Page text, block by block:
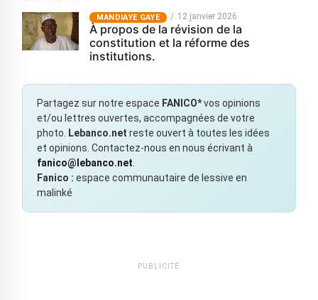
MANDIAYE GAYE 12 janvier 2026
À propos de la révision de la
constitution et la réforme des
institutions.
Partagez sur notre espace FANICO*vos opinions
et/ou lettres ouvertes, accompagnées de votre
photo.
Lebanco.net reste ouvert à toutes les idées
et opinions. Contactez-nous en nous écrivant à
fanico@lebanco.net
Fanico : espace communautaire de lessive en
malinké
PUBLICITÉ